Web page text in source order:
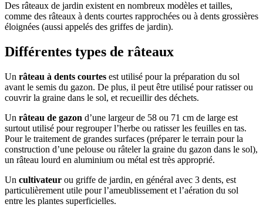
Des râteaux de jardin existent en nombreux modèles et tailles,
comme des râteaux à dents courtes rapprochées ou à dents grossières
éloignées (aussi appelés des griffes de jardin).
Différentes types de râteaux
Un râteau à dents courtes est utilisé pour la préparation du sol
avant le semis du gazon. De plus, il peut être utilisé pour ratisser ou
couvrir la graine dans le sol, et recueillir des déchets.
Un râteau de gazon d’une largeur de 58 ou 71 cm de large est
surtout utilisé pour regrouper l’herbe ou ratisser les feuilles en tas.
Pour le traitement de grandes surfaces (préparer le terrain pour la
construction d’une pelouse ou râteler la graine du gazon dans le sol),
un râteau lourd en aluminium ou métal est très approprié.
Un cultivateur ou griffe de jardin, en général avec 3 dents, est
particulièrement utile pour l’ameublissement et l’aération du sol
entre les plantes superficielles.